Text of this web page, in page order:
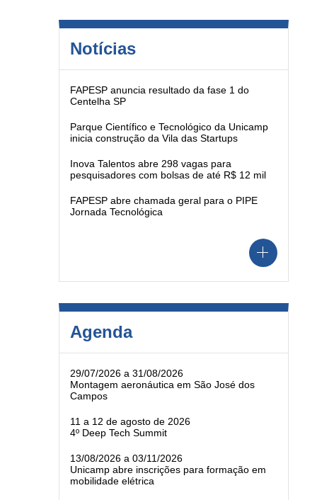
Notícias
FAPESP anuncia resultado da fase 1 do
Centelha SP
Parque Científico e Tecnológico da Unicamp
inicia construção da Vila das Startups
Inova Talentos abre 298 vagas para
pesquisadores com bolsas de até R$ 12 mil
FAPESP abre chamada geral para o PIPE
Jornada Tecnológica
Agenda
29/07/2026 a 31/08/2026
Montagem aeronáutica em São José dos
Campos
11 a 12 de agosto de 2026
4º Deep Tech Summit
13/08/2026 a 03/11/2026
Unicamp abre inscrições para formação em
mobilidade elétrica